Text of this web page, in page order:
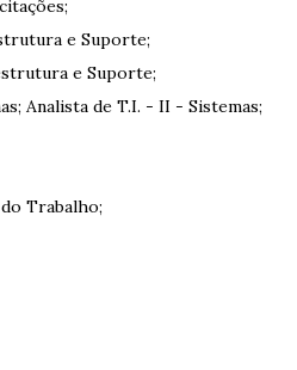
e Suporte;
e Suporte;
Analista de T.I. - II - Sistemas;
Trabalho;